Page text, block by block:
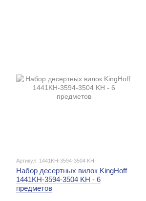
Артикул: 1441KH-3594-3504 KH
Набор десертных вилок KingHoff
1441KH-3594-3504 KH - 6
предметов